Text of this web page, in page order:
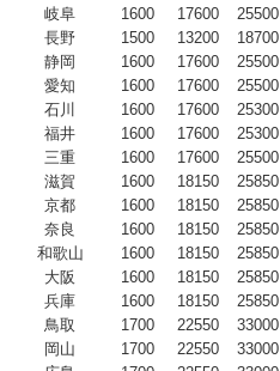
岐阜
1600 17600 25500
長野
1500 13200 18700
静岡
1600 17600 25500
愛知
1600 17600 25500
石川
1600 17600 25300
福井
1600 17600 25300
三重
1600 17600 25500
滋賀
1600 18150 25850
京都
1600 18150 25850
奈良
1600 18150 25850
和歌山
1600 18150 25850
大阪
1600 18150 25850
兵庫
1600 18150 25850
鳥取
1700 22550 33000
岡山
1700 22550 33000